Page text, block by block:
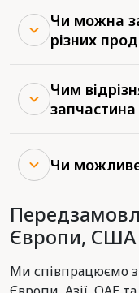
Чи можна
різних
Чим
Чи
Європи, США
Ми співпрацюємо